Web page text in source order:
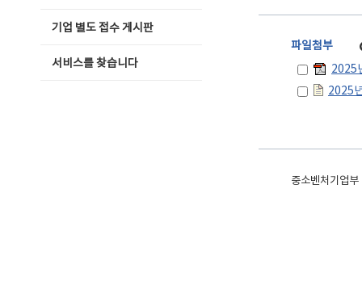
기업 별도 접수 게시판
서비스를 찾습니다
파일첨부
중소벤처기업